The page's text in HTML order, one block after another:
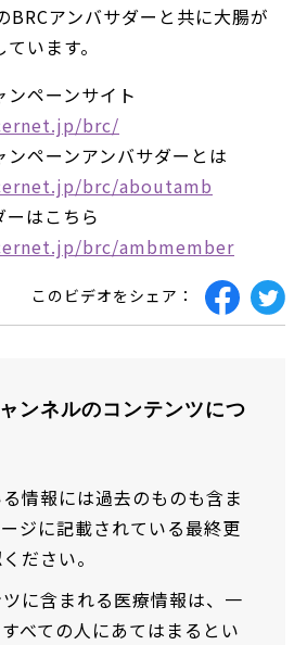
BRCアンバサダーと共に大腸が
います。
ペーンサイト
brc/
ペーンアンバサダーとは
brc/aboutamb
はこちら
brc/ambmember
このビデオをシェア：
ンネルのコンテンツにつ
情報には過去のものも含ま
ジに記載されている最終更
ださい。
に含まれる医療情報は、一
べての人にあてはまるとい